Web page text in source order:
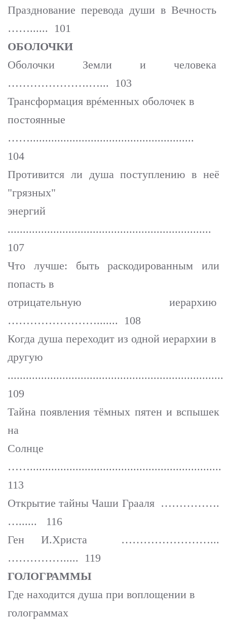
Празднование перевода души в Вечность
……...... 101
ОБОЛОЧКИ
Оболочки Земли и человека
………………….…... 103
Трансформация врéменных оболочек в
постоянные
……......................................................
104
Противится ли душа поступлению в неё
"грязных"
энергий
...................................................................
107
Что лучше: быть раскодированным или
попасть в
отрицательную иерархию
……………………....... 108
Когда душа переходит из одной иерархии в
другую
.......................................................................
109
Тайна появления тёмных пятен и вспышек
на
Солнце
……...............................................................
113
Открытие тайны Чаши Грааля …………….
…...... 116
Ген И.Христа ……………………...
……………..... 119
ГОЛОГРАММЫ
Где находится душа при воплощении в
голограммах